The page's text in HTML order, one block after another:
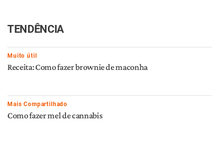
TENDÊNCIA
Muito útil
Receita: Como fazer brownie de maconha
Mais Compartilhado
Como fazer mel de cannabis